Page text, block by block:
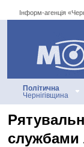
Інформ-агенція
Інформ-
Політична
Чернігівщина
службами